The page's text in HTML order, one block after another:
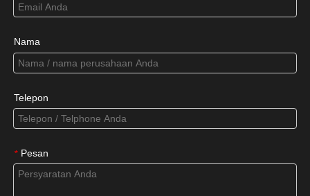
Nama
Telepon
* Pesan